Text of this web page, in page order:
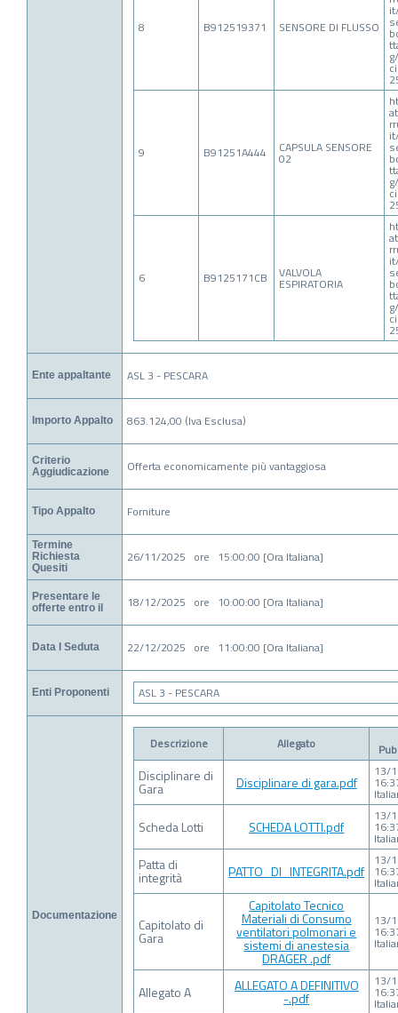
8 B912519371 SENSORE DI FLUSSO
9 B91251A444 CAPSULA SENSORE
02
6 B9125171CB VALVOLA
ESPIRATORIA
Ente appaltante ASL 3 - PESCARA
Importo Appalto 863.124,00 (Iva Esclusa)
Criterio
Aggiudicazione
Offerta economicamente più vantaggiosa
Tipo Appalto Forniture
Termine
Richiesta
Quesiti
26/11/2025 ore 15:00:00 [Ora Italiana]
Presentare le
offerte entro il
18/12/2025 ore 10:00:00 [Ora Italiana]
Data I Seduta 22/12/2025 ore 11:00:00 [Ora Italiana]
Enti Proponenti ASL 3 - PESCARA
Documentazione
Descrizione Allegato
Disciplinare di
Gara Disciplinare di gara.pdf
13/
Scheda Lotti SCHEDA LOTTI.pdf
13/
Patta di
integrità PATTO_DI_INTEGRITA.pdf
13/
Capitolato di
Gara
Capitolato Tecnico
Materiali di Consumo
ventilatori polmonari e
sistemi di anestesia
DRAGER .pdf
13/
Allegato A ALLEGATO A DEFINITIVO
-.pdf
13/